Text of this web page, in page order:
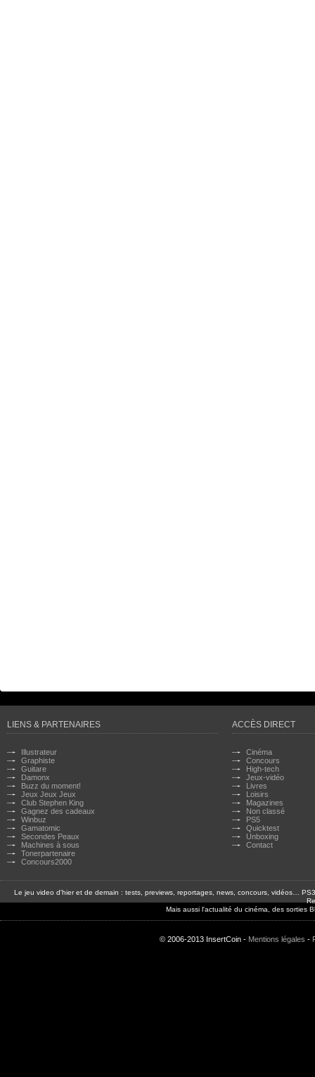
LIENS & PARTENAIRES
Illustrateur
Graphiste
Guitare
Damonx
Buzz du moment!
Jeux Jeux Jeux
Club Stephen King
Gagnez des cadeaux
Winbuz
Gamatomic
Secondes Peaux
Machines à sous
Tonerpartenaire
Concours2000
ACCÈS DIRECT
Cinéma
Concours
High-tech
Jeux-vidéo
Livres
Loisirs
Magazines
Non classé
PS5
Quicktest
Unboxing
Contact
Le jeu video d'hier et de demain : tests, previews, reportages, news, concours, vidéos…
Mais aussi l'actualité du cinéma, des sorties
© 2006-2013 InsertCoin - Mentions légales -